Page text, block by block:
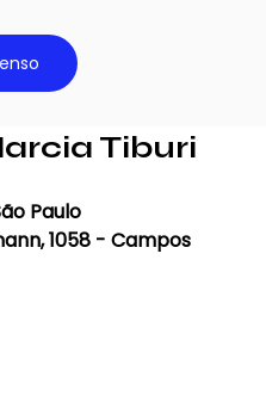
Tiburi
Paulo
1058 - Campos